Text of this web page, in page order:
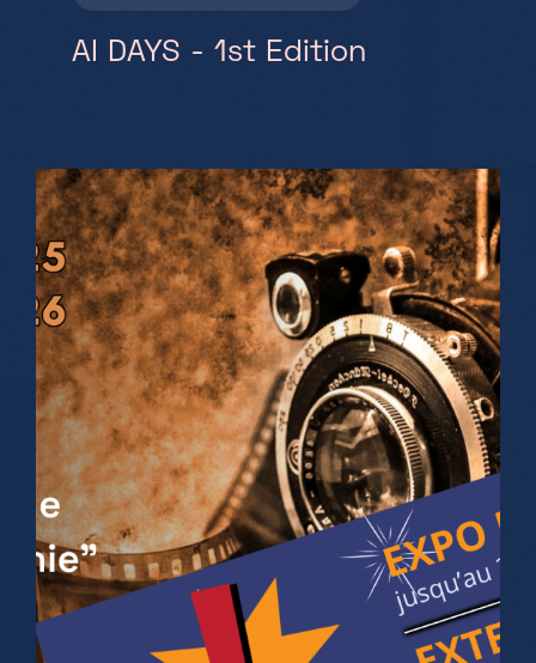
AI DAYS - 1st Edition